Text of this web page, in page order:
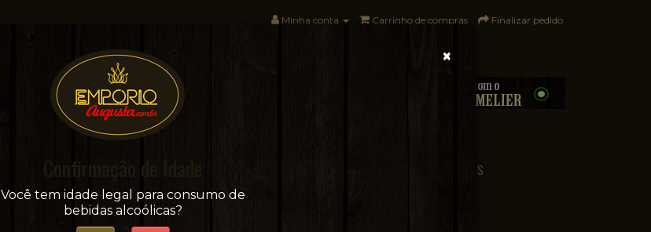
Minha conta Carrinho de compras Finalizar pedido
Sua conveniência e adega on-line!
+ BEBIDAS PAÍSES
×
Confirmação de Idade
Você tem idade legal para consumo de
bebidas alcoólicas?